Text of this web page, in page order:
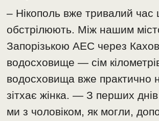
– Нікополь вже тривалий час
обстрілюють. Між нашим
Запорізькою АЕС через
водосховище — сім
водосховища вже
зітхає жінка. — З перших
ми з чоловіком, як могли,